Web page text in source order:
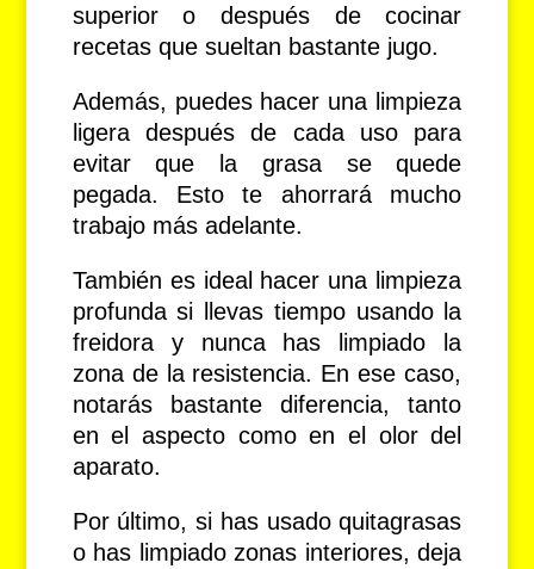
superior o después de cocinar
recetas que sueltan bastante jugo.
Además, puedes hacer una limpieza
ligera después de cada uso para
evitar que la grasa se quede
pegada. Esto te ahorrará mucho
trabajo más adelante.
También es ideal hacer una limpieza
profunda si llevas tiempo usando la
freidora y nunca has limpiado la
zona de la resistencia. En ese caso,
notarás bastante diferencia, tanto
en el aspecto como en el olor del
aparato.
Por último, si has usado quitagrasas
o has limpiado zonas interiores, deja